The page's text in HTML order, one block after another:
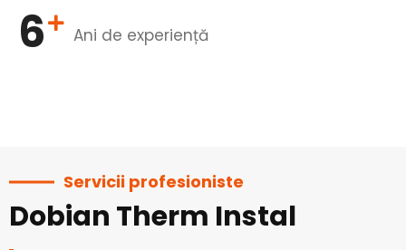
6 Ani de experiență
Servicii profesioniste
Dobian Therm Instal